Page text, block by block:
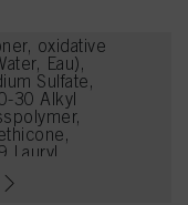
oxidative
Eau),
Sulfate,
30 Alkyl
Lauryl